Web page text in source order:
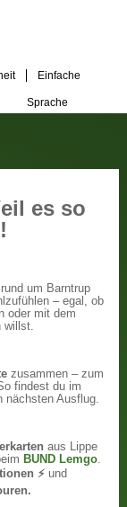
Einfache
Sprache
es so
um Barntrup
– egal, ob
oder mit dem
willst.
zusammen – zum
findest du im
nächsten Ausflug.
aus Lippe
BUND Lemgo.
⚡ und